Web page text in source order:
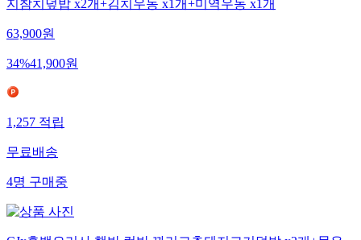
지참치덮밥 x2개+김치우동 x1개+미역우동 x1개
63,900원
34%41,900원
1,257적립
무료배송
4명구매중